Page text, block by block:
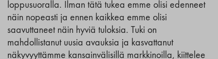
loppusuoralla. Ilman tätä tukea emme olisi edenneet
näin nopeasti ja ennen kaikkea emme olisi
saavuttaneet näin hyviä tuloksia. Tuki on
mahdollistanut uusia avauksia ja kasvattanut
näkyvyyttämme kansainvälisillä markkinoilla, kiittelee